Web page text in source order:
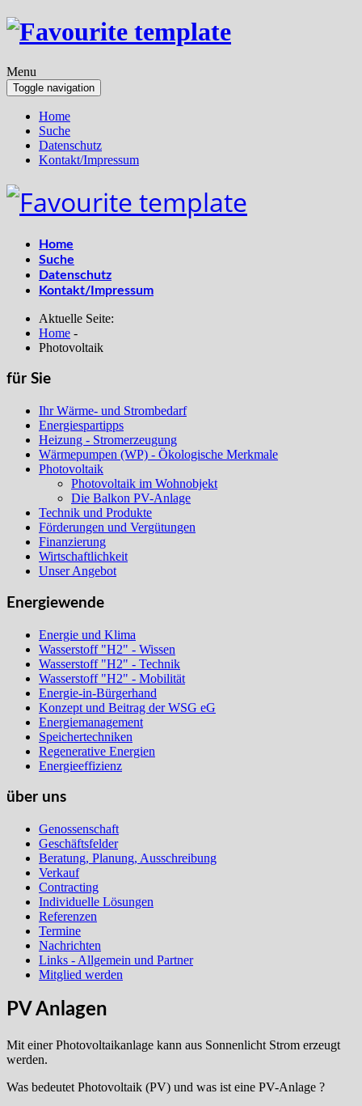
Menu
Toggle navigation
Home
Suche
Datenschutz
Kontakt/Impressum
Home
Suche
Datenschutz
Kontakt/Impressum
Aktuelle Seite:
Home -
Photovoltaik
für Sie
Ihr Wärme- und Strombedarf
Energiespartipps
Heizung - Stromerzeugung
Wärmepumpen (WP) - Ökologische Merkmale
Photovoltaik
Photovoltaik im Wohnobjekt
Die Balkon PV-Anlage
Technik und Produkte
Förderungen und Vergütungen
Finanzierung
Wirtschaftlichkeit
Unser Angebot
Energiewende
Energie und Klima
Wasserstoff "H2" - Wissen
Wasserstoff "H2" - Technik
Wasserstoff "H2" - Mobilität
Energie-in-Bürgerhand
Konzept und Beitrag der WSG eG
Energiemanagement
Speichertechniken
Regenerative Energien
Energieeffizienz
über uns
Genossenschaft
Geschäftsfelder
Beratung, Planung, Ausschreibung
Verkauf
Contracting
Individuelle Lösungen
Referenzen
Termine
Nachrichten
Links - Allgemein und Partner
Mitglied werden
PV Anlagen
Mit einer Photovoltaikanlage kann aus Sonnenlicht Strom erzeugt
werden.
Was bedeutet Photovoltaik (PV) und was ist eine PV-Anlage ?